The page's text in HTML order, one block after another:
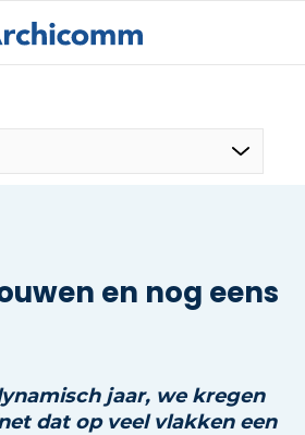
over architectuur,
statement
Woord
en nog eens
jaar, we kregen
dat op veel vlakken een